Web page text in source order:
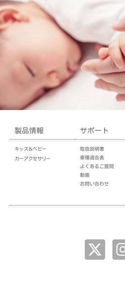
製品情報
キッズ＆ベビー
カーアクセサリー
サポート
取扱説明書
車種適合表
よくあるご質問
動画
お問い合わせ